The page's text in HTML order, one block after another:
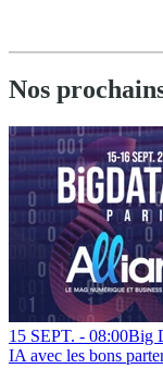
Nos
15 SEPT. - 08:00Big
IA avec les bons